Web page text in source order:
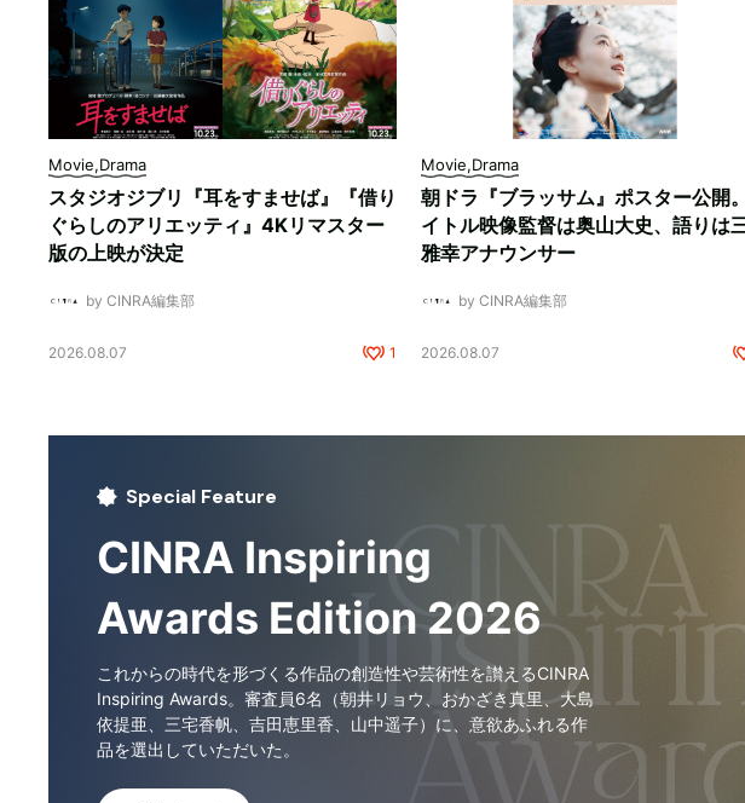
Movie,Drama
スタジオジブリ『耳をすませば』『借り
ぐらしのアリエッティ』4Kリマスター
版の上映が決定
by CINRA編集部
2026.08.07 1
Movie,Drama
朝ドラ『ブラッサム』ポスター公開
イトル映像監督は奥山大史、語りは
雅幸アナウンサー
by CINRA編集部
2026.08.07
Special Feature
CINRA Inspiring
Awards Edition 2026
これからの時代を形づくる作品の創造性や芸術性を讃えるCINRA
Inspiring Awards。審査員6名（朝井リョウ、おかざき真里、大島
依提亜、三宅香帆、吉田恵里香、山中遥子）に、意欲あふれる作
品を選出していただいた。